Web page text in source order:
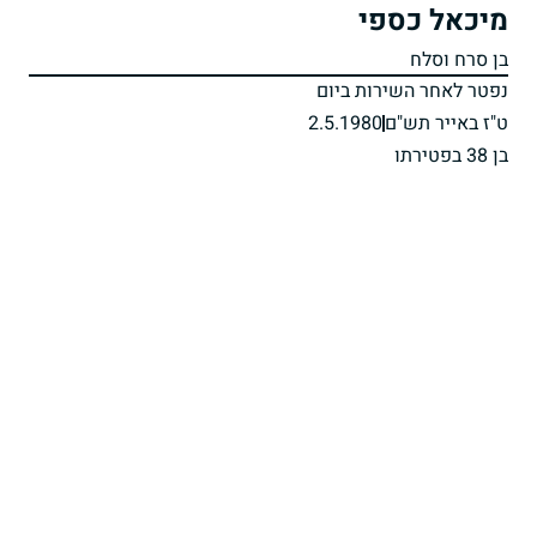
מיכאל כספי
בן סרח וסלח
נפטר לאחר השירות ביום
ט"ז באייר תש"ם2.5.1980
בן 38 בפטירתו